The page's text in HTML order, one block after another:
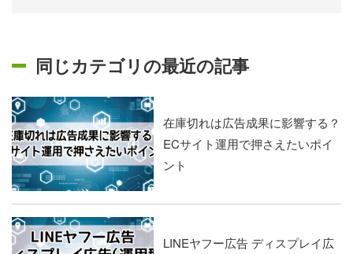
同じカテゴリの最近の記事
在庫切れは広告成果に影響する？
ECサイト運用で押さえたいポイ
ント
LINEヤフー広告 ディスプレイ広